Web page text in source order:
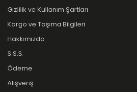
Gizlilik ve Kullanım Şartları
Kargo ve Taşıma Bilgileri
Hakkımızda
S.S.S.
Ödeme
Alışveriş